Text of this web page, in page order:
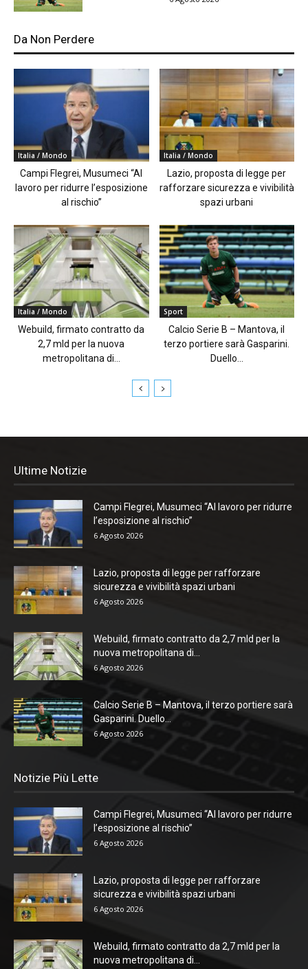
Da Non Perdere
Italia / Mondo
Campi Flegrei, Musumeci “Al
lavoro per ridurre l’esposizione
al rischio”
Italia / Mondo
Lazio, proposta di legge per
rafforzare sicurezza e vivibilità
spazi urbani
Italia / Mondo
Webuild, firmato contratto da
2,7 mld per la nuova
metropolitana di...
Sport
Calcio Serie B – Mantova, il
terzo portiere sarà Gasparini.
Duello...
Ultime Notizie
Campi Flegrei, Musumeci “Al lavoro per ridurre
l’esposizione al rischio”
6 Agosto 2026
Lazio, proposta di legge per rafforzare
sicurezza e vivibilità spazi urbani
6 Agosto 2026
Webuild, firmato contratto da 2,7 mld per la
nuova metropolitana di...
6 Agosto 2026
Calcio Serie B – Mantova, il terzo portiere sarà
Gasparini. Duello...
6 Agosto 2026
Notizie Più Lette
Campi Flegrei, Musumeci “Al lavoro per ridurre
l’esposizione al rischio”
6 Agosto 2026
Lazio, proposta di legge per rafforzare
sicurezza e vivibilità spazi urbani
6 Agosto 2026
Webuild, firmato contratto da 2,7 mld per la
nuova metropolitana di...